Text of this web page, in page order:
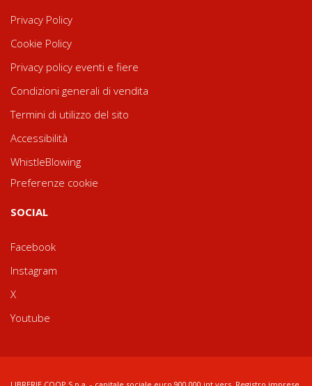
Privacy Policy
Cookie Policy
Privacy policy eventi e fiere
Condizioni generali di vendita
Termini di utilizzo del sito
Accessibilità
WhistleBlowing
Preferenze cookie
SOCIAL
Facebook
Instagram
X
Youtube